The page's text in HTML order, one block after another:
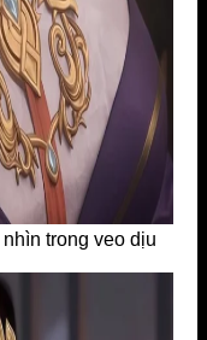
trong veo dịu